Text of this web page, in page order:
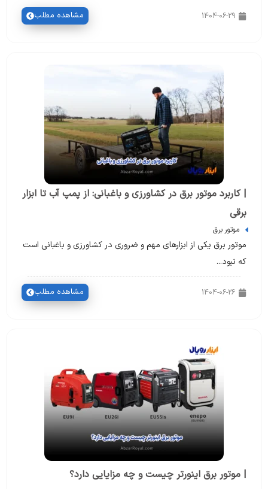
1404-06-29 مشاهده مطلب
| کاربرد موتور برق در کشاورزی و باغبانی: از پمپ آب تا ابزار
برقی
موتور برق
موتور برق یکی از ابزارهای مهم و ضروری در کشاورزی و باغبانی است
که نبود...
1404-06-26 مشاهده مطلب
| موتور برق اینورتر چیست و چه مزایایی دارد؟